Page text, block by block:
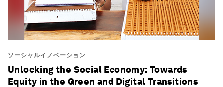
ソーシャルイノベーション
Unlocking the Social Economy: Towards
Equity in the Green and Digital Transitions